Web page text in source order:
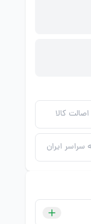
کالا
سراسر ایران